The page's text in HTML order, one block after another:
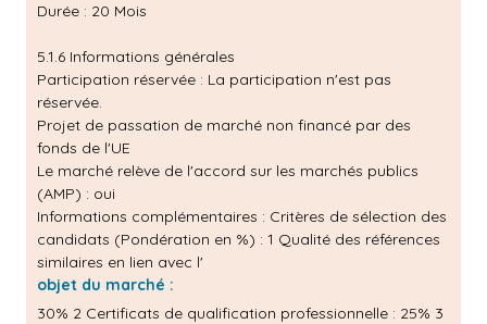
Durée : 20 Mois
5.1.6 Informations générales
Participation réservée : La participation n'est pas
réservée.
Projet de passation de marché non financé par des
fonds de l'UE
Le marché relève de l'accord sur les marchés publics
(AMP) : oui
Informations complémentaires : Critères de sélection des
candidats (Pondération en %) : 1 Qualité des références
similaires en lien avec l'
objet du marché :
30% 2 Certificats de qualification professionnelle : 25% 3